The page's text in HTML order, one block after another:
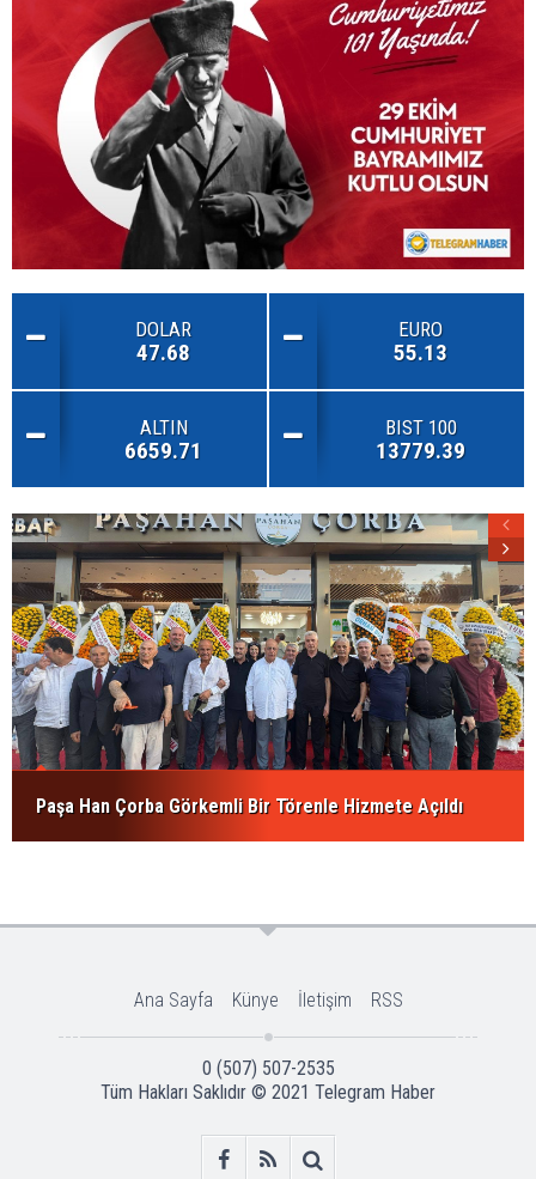
DOLAR
47.68
EURO
55.13
ALTIN
6659.71
BIST 100
13779.39
Paşa Han Çorba Görkemli Bir Törenle Hizmete Açıldı
Ana Sayfa Künye İletişim RSS
0 (507) 507-2535
Tüm Hakları Saklıdır © 2021 Telegram Haber